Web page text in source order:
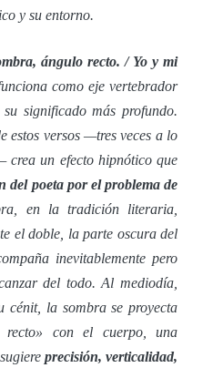
y su entorno.
ángulo recto. / Yo y mi
como eje vertebrador
significado más profundo.
estos versos —tres veces a lo
crea un efecto hipnótico que
del poeta por el problema de
en la tradición literaria,
el doble, la parte oscura del
inevitablemente pero
del todo. Al mediodía,
cénit, la sombra se proyecta
recto» con el cuerpo, una
precisión, verticalidad,